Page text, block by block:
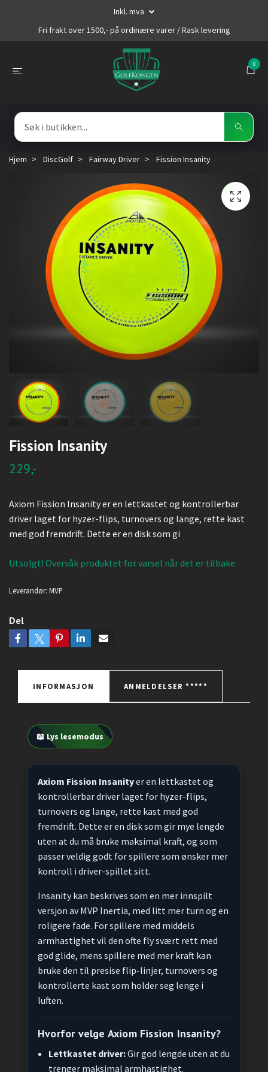
Inkl. mva
Fri frakt over 1500,- på ordinære varer / Rask levering
0
Hjem DiscGolf Fairway Driver Fission Insanity
Fission Insanity
229,-
Axiom Fission Insanity er en lettkastet og kontrollerbar
driver laget for hyzer-flips, turnovers og lange, rette kast
med god fremdrift. Dette er en disk som gi
Utsolgt! Overvåk produktet for varsel når det er tilbake.
Leverandør: MVP
Del
INFORMASJON ANMELDELSER *****
📖 Lys lesemodus
Axiom Fission Insanityer en lettkastet og
kontrollerbar driver laget for hyzer-flips,
turnovers og lange, rette kast med god
fremdrift. Dette er en disk som gir mye lengde
uten at du må bruke maksimal kraft, og som
passer veldig godt for spillere som ønsker mer
kontroll i driver-spillet sitt.
Insanity kan beskrives som en mer innspilt
versjon av MVP Inertia, med litt mer turn og en
roligere fade. For spillere med middels
armhastighet vil den ofte fly svært rett med
god glide, mens spillere med mer kraft kan
bruke den til presise flip-linjer, turnovers og
kontrollerte kast som holder seg lenge i
luften.
Hvorfor velge Axiom Fission Insanity?
Lettkastet driver:Gir god lengde uten at du
trenger maksimal armhastighet.